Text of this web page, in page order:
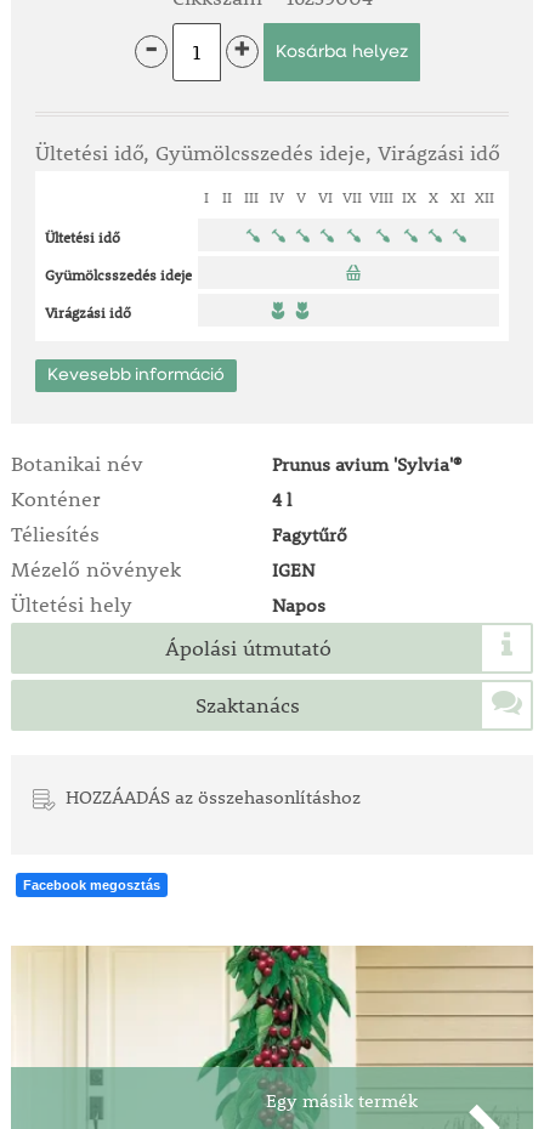
- +
Ültetési idő, Gyümölcsszedés ideje, Virágzási idő
I II III IV V VI VII VIII IX X XI XII
Ültetési idő
Gyümölcsszedés ideje
Virágzási idő
Kevesebb információ
Botanikai név Prunus avium 'Sylvia'®
Konténer 4 l
Téliesítés Fagytűrő
Mézelő növények IGEN
Ültetési hely Napos
Ápolási útmutató
Szaktanács
HOZZÁADÁS az összehasonlításhoz
Facebook megosztás
Egy másik termék